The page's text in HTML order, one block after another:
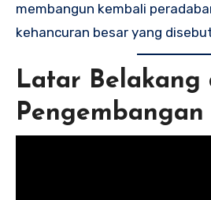
membangun kembali
kehancuran besar yang
Latar Belakang
Pengembangan